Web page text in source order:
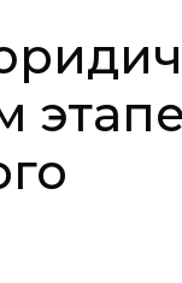
этапе